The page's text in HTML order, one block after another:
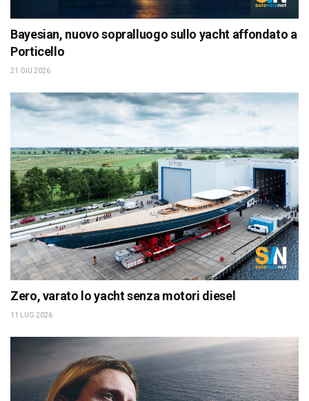
Bayesian, nuovo sopralluogo sullo yacht affondato a
Porticello
21 GIU 2026
Zero, varato lo yacht senza motori diesel
11 LUG 2026